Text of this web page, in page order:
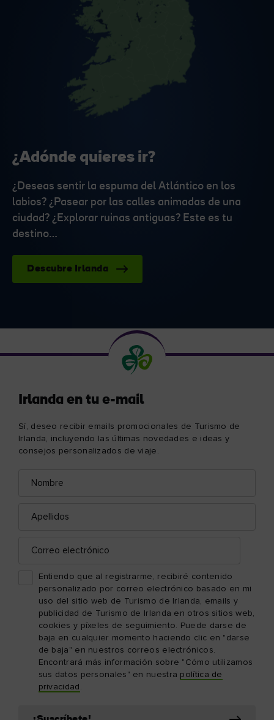
¿Adónde quieres ir?
¿Deseas sentir la espuma del Atlántico en los
labios? ¿Pasear por las calles animadas de una
ciudad? ¿Explorar ruinas antiguas? Este es tu
destino…
Descubre Irlanda
Irlanda en tu e-mail
Sí, deseo recibir emails promocionales de Turismo de
Irlanda, incluyendo las últimas novedades e ideas y
consejos personalizados de viaje.
electrónico
electrónico
Entiendo que al registrarme, recibiré contenido
personalizado por correo electrónico basado en mi
uso del sitio web de Turismo de Irlanda, emails y
publicidad de Turismo de Irlanda en otros sitios web,
cookies y píxeles de seguimiento. Puede darse de
baja en cualquier momento haciendo clic en "darse
de baja" en nuestros correos electrónicos.
Encontrará más información sobre "Cómo utilizamos
sus datos personales" en nuestra política de
privacidad .